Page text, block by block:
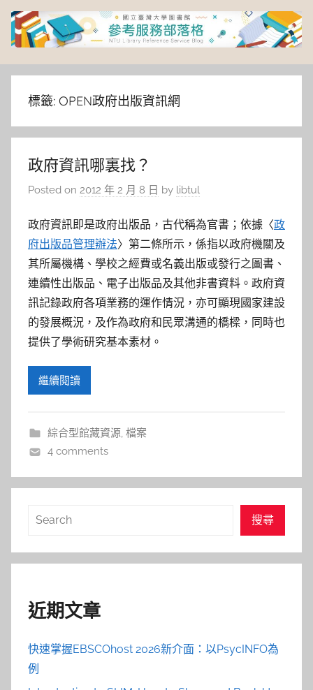
Skip
content
臺
灣
大
學
圖
書
館
參
考
部
落
格
標籤: OPEN政府出版資訊網
政府資訊哪裏找？
Posted on 2012 年 2 月 8 日 by libtul
政府資訊即是政府出版品，古代稱為官書；依據〈政
府出版品管理辦法〉第二條所示，係指以政府機關及
其所屬機構、學校之經費或名義出版或發行之圖書、
連續性出版品、電子出版品及其他非書資料。政府資
訊記錄政府各項業務的運作情況，亦可顯現國家建設
的發展概況，及作為政府和民眾溝通的橋樑，同時也
提供了學術研究基本素材。
繼續閱讀
綜合型館藏資源, 檔案
4 comments
搜
搜尋
近期文章
快速掌握EBSCOhost 2026新介面：以PsycINFO為
例